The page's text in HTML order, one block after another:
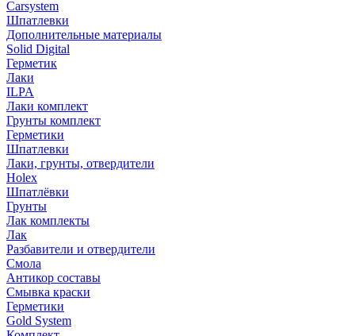
Carsystem
Шпатлевки
Дополнительные материалы
Solid Digital
Герметик
Лаки
ILPA
Лаки комплект
Грунты комплект
Герметики
Шпатлевки
Лаки, грунты, отвердители
Holex
Шпатлёвки
Грунты
Лак комплекты
Лак
Разбавители и отвердители
Смола
Антикор составы
Смывка краски
Герметики
Gold System